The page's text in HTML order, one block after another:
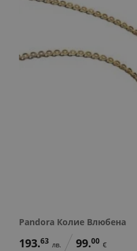
Pandora Колие Влюбена
193.63 лв. 99.00 €